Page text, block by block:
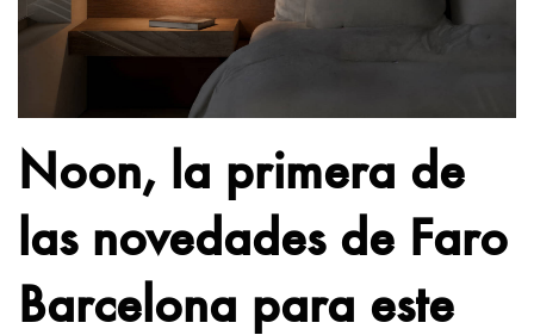
Noon, la primera de
las novedades de Faro
Barcelona para este